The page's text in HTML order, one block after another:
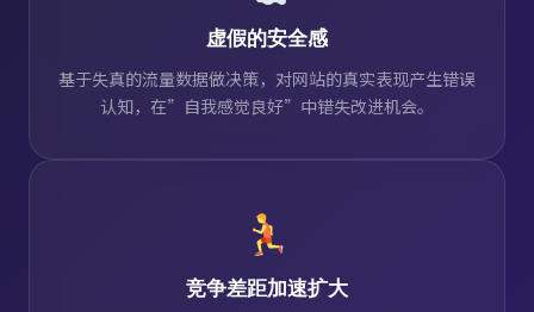
虚假的安全感
基于失真的流量数据做决策，对网站的真实表现产生错误
认知，在”自我感觉良好”中错失改进机会。
竞争差距加速扩大